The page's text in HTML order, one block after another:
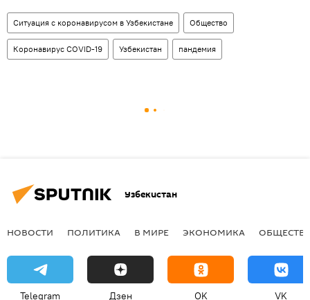
Ситуация с коронавирусом в Узбекистане Общество
Коронавирус COVID-19 Узбекистан пандемия
Узбекистан
НОВОСТИ ПОЛИТИКА В МИРЕ ЭКОНОМИКА
Telegram Дзен OK VK